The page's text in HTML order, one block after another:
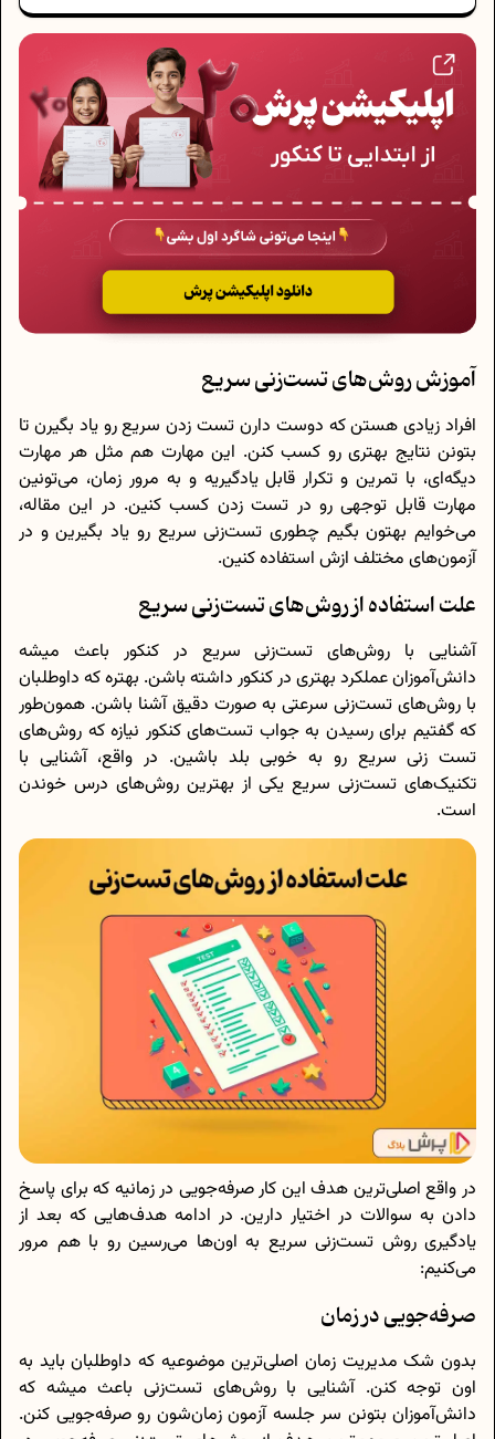
آموزش روش‌های تست‌زنی سریع
افراد زیادی هستن که دوست دارن تست زدن سریع رو یاد بگیرن تا
بتونن نتایج بهتری رو کسب کنن. این مهارت هم مثل هر مهارت
دیگه‌ای، با تمرین و تکرار قابل یادگیریه و به مرور زمان، می‌تونین
مهارت قابل توجهی رو در تست زدن کسب کنین. در این مقاله،
می‌خوایم بهتون بگیم چطوری تست‌زنی سریع رو یاد بگیرین و در
آزمون‌های مختلف ازش استفاده کنین.
علت استفاده از روش‌های تست‌زنی سریع
آشنایی با روش‌های تست‌زنی سریع در کنکور باعث میشه
دانش‌آموزان عملکرد بهتری در کنکور داشته باشن. بهتره که داوطلبان
با روش‌های تست‌زنی سرعتی به صورت دقیق آشنا باشن. همون‌طور
که گفتیم برای رسیدن به جواب تست‌های کنکور نیازه که روش‌های
تست زنی سریع رو به خوبی بلد باشین. در واقع، آشنایی با
تکنیک‌های تست‌زنی سریع یکی از بهترین روش‌های درس خوندن
است.
در واقع اصلی‌ترین هدف این کار صرفه‌جویی در زمانیه که برای پاسخ
دادن به سوالات در اختیار دارین. در ادامه هدف‌هایی که بعد از
یادگیری روش تست‌زنی سریع به اون‌ها می‌رسین رو با هم مرور
می‌کنیم:
صرفه‌جویی در زمان
بدون شک مدیریت زمان اصلی‌ترین موضوعیه که داوطلبان باید به
اون توجه کنن. آشنایی با روش‌های تست‌زنی باعث میشه که
دانش‌آموزان بتونن سر جلسه آزمون زمان‌شون رو صرفه‌جویی کنن.